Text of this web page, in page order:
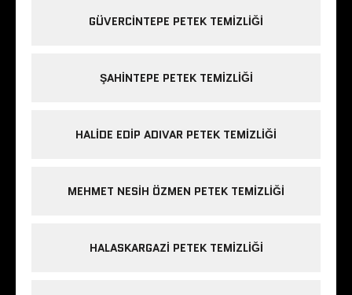
GÜVERCINTEPE PETEK TEMIZLIĞI
ŞAHINTEPE PETEK TEMIZLIĞI
HALIDE EDIP ADIVAR PETEK TEMIZLIĞI
MEHMET NESIH ÖZMEN PETEK TEMIZLIĞI
HALASKARGAZI PETEK TEMIZLIĞI